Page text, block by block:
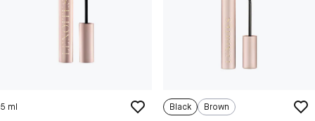
5 ml Black Brown